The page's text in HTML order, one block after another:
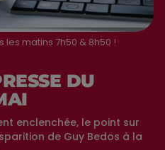
les matins 7h50 & 8h50 !
DU
enclenchée, le point sur
de Guy Bedos à la